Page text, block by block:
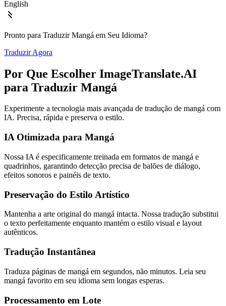
English
Pronto para Traduzir Mangá em Seu Idioma?
Traduzir Agora
Por Que Escolher ImageTranslate.AI
para Traduzir Mangá
Experimente a tecnologia mais avançada de tradução de mangá com
IA. Precisa, rápida e preserva o estilo.
IA Otimizada para Mangá
Nossa IA é especificamente treinada em formatos de mangá e
quadrinhos, garantindo detecção precisa de balões de diálogo,
efeitos sonoros e painéis de texto.
Preservação do Estilo Artístico
Mantenha a arte original do mangá intacta. Nossa tradução substitui
o texto perfeitamente enquanto mantém o estilo visual e layout
autênticos.
Tradução Instantânea
Traduza páginas de mangá em segundos, não minutos. Leia seu
mangá favorito em seu idioma sem longas esperas.
Processamento em Lote